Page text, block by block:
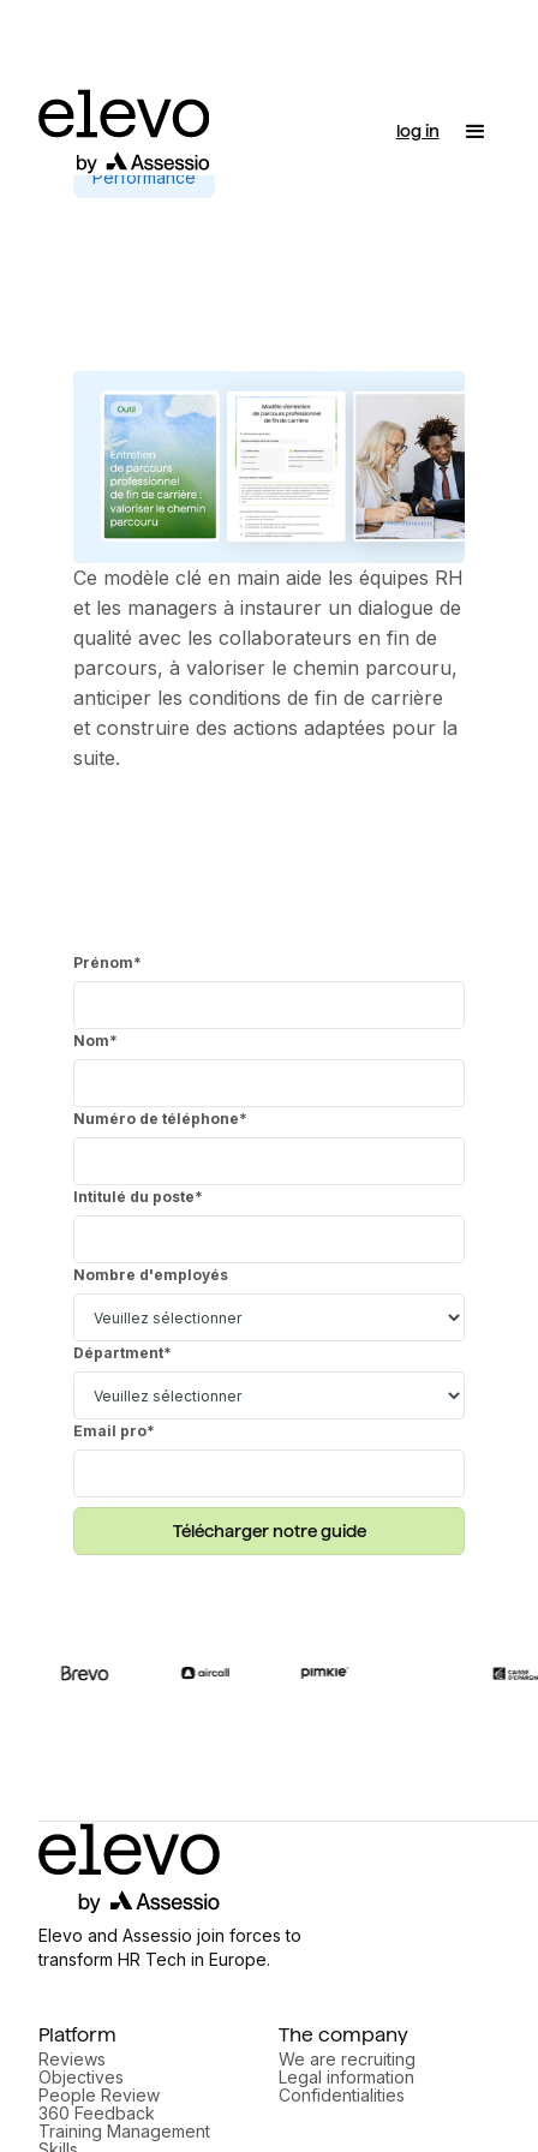
log in
Performance
Ce modèle clé en main aide les équipes RH
et les managers à instaurer un dialogue de
qualité avec les collaborateurs en fin de
parcours, à valoriser le chemin parcouru,
anticiper les conditions de fin de carrière
et construire des actions adaptées pour la
suite.
Prénom*
Nom*
Numéro de téléphone*
Intitulé du poste*
Nombre d'employés
Départment*
Email pro*
Elevo and Assessio join forces to
transform HR Tech in Europe.
Platform
Reviews
Objectives
People Review
360 Feedback
Training Management
The company
We are recruiting
Legal information
Confidentialities